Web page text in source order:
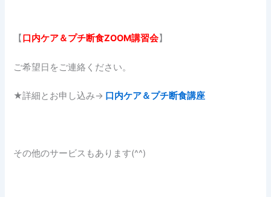
【 口内ケア＆プチ断食ZOOM講習会】
ご希望日をご連絡ください。
★詳細とお申し込み→ 口内ケア＆プチ断食講座
その他のサービスもあります(^^)